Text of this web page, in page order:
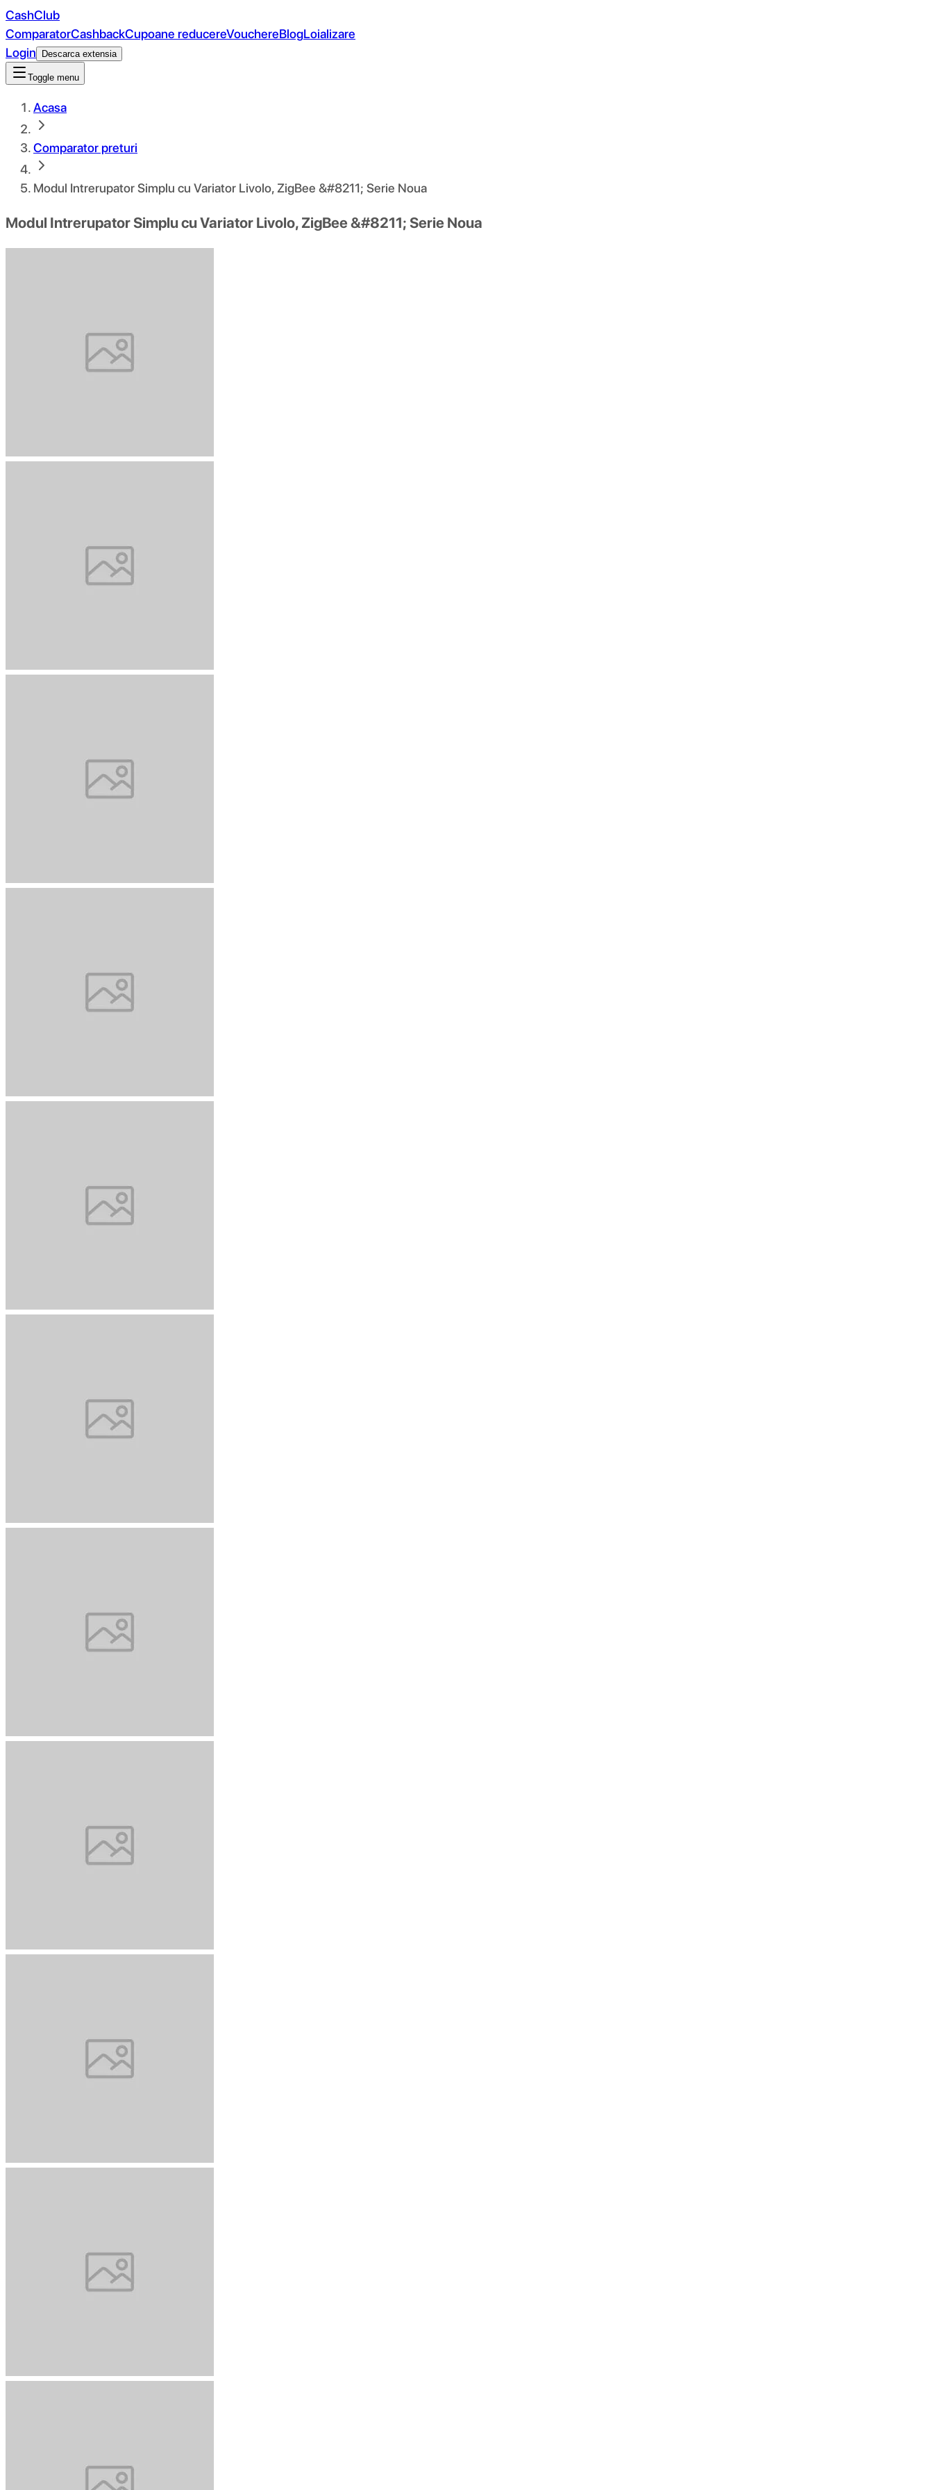
CashClub
ComparatorCashbackCupoane reducereVouchereBlogLoializare
Login
Descarca extensia
Toggle menu
Acasa
Comparator preturi
Modul Intrerupator Simplu cu Variator Livolo, ZigBee &#8211; Serie Noua
Modul Intrerupator Simplu cu Variator Livolo, ZigBee &#8211; Serie Noua